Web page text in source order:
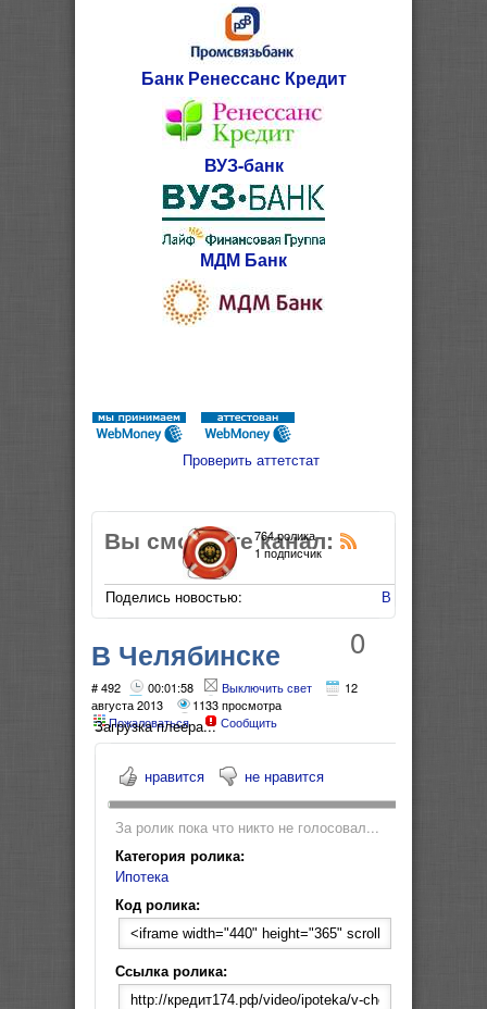
Банк Ренессанс Кредит
ВУЗ-банк
МДМ Банк
Проверить аттетстат
Вы смотрите канал:
Поделись новостью: В Мой Мир
764 ролика
1 подписчик
0
В Челябинске
Кредитные карты за
час, ипотека в
ГУБЕРНСКОМ
# 492 00:01:58 Выключить свет
12
августа 2013
1133 просмотра
Пожаловаться
Сообщить
Загрузка плеера...
нравится не нравится
За ролик пока что никто не голосовал...
Категория ролика:
Ипотека
Код ролика:
Ссылка ролика: